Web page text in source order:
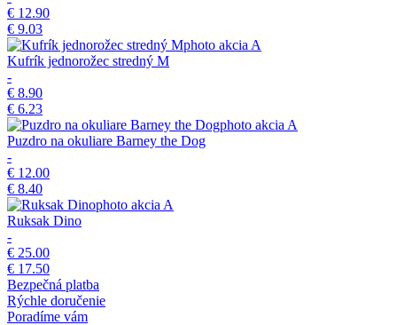
€ 12.90
€ 9.03
akcia A
Kufrík jednorožec stredný M
-
€ 8.90
€ 6.23
akcia A
Puzdro na okuliare Barney the Dog
-
€ 12.00
€ 8.40
akcia A
Ruksak Dino
-
€ 25.00
€ 17.50
Bezpečná platba
Rýchle doručenie
Poradíme vám